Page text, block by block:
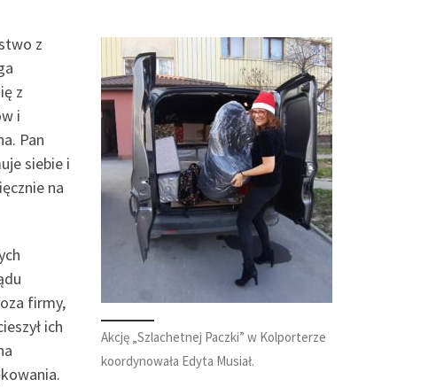
Akcję „Szlachetnej Paczki” w Kolporterze
koordynowała Edyta Musiał.
z
z
i
Pan
siebie i
na
firmy,
ich